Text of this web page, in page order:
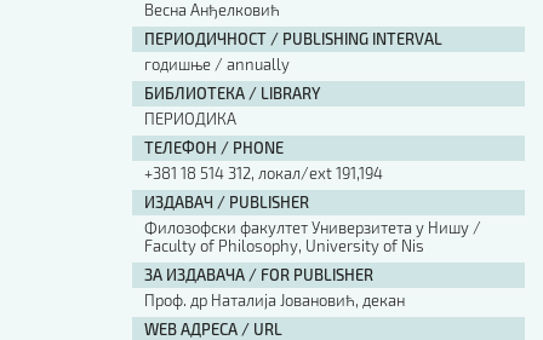
АУТОР / AUTHOR
Весна Анђелковић
ПЕРИОДИЧНОСТ / PUBLISHING INTERVAL
годишње / annually
БИБЛИОТЕКА / LIBRARY
ПЕРИОДИКА
ТЕЛЕФОН / PHONE
+381 18 514 312, локал/ext 191,194
ИЗДАВАЧ / PUBLISHER
Филозофски факултет Универзитета у Нишу /
Faculty of Philosophy, University of Nis
ЗА ИЗДАВАЧА / FOR PUBLISHER
Проф. др Наталија Јовановић, декан
WEB АДРЕСА / URL